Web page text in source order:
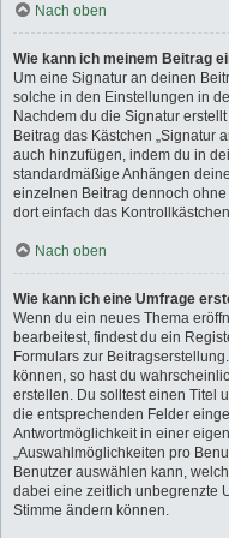
Nach oben
Wie kann ich meinem Beitrag
Um eine Signatur an deinen
solche in den Einstellungen in
Nachdem du die Signatur
Beitrag das Kästchen „Signatur
auch hinzufügen, indem du in
standardmäßige Anhängen
einzelnen Beitrag dennoch
dort einfach das
Nach oben
Wie kann ich eine Umfrage
Wenn du ein neues Thema
bearbeitest, findest du ein
Formulars zur
können, so hast du
erstellen. Du solltest einen Titel
die entsprechenden Felder
Antwortmöglichkeit in einer
„Auswahlmöglichkeiten pro
Benutzer auswählen kann,
dabei eine zeitlich unbegrenzte
Stimme ändern können.